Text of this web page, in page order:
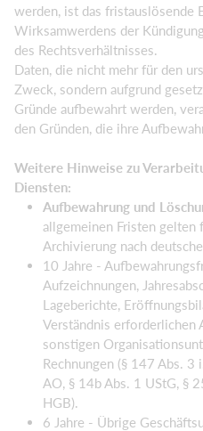
werden, ist das fristauslösende
Wirksamwerdens der
des Rechtsverhältnisses.
Daten, die nicht mehr für den
Zweck, sondern aufgrund
Gründe aufbewahrt werden,
den Gründen, die ihre
Weitere Hinweise zu
Diensten:
Aufbewahrung und
allgemeinen Fristen gelten
Archivierung nach
10 Jahre -
Aufzeichnungen,
Lageberichte,
Verständnis erforderlichen
sonstigen
Rechnungen (§ 147 Abs. 3
AO, § 14b Abs. 1 UStG, §
HGB).
6 Jahre - Übrige